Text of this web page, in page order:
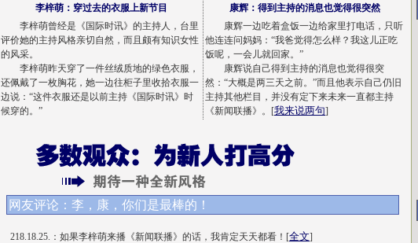
李梓萌： 穿过去的衣服上新节目
李梓萌曾经是《国际时讯》的主持人，台里
评价她的主持风格亲切自然，而且颇有知识女性
的风采。
李梓萌昨天穿了一件丝绒质地的绿色衣服，
还佩戴了一枚胸花，她一边往柜子里收拾衣服一
边说：“这件衣服还是以前主持《国际时讯》时
候穿的。”
康辉： 得到主持的消息也觉得很突然
康辉一边吃着盒饭一边给家里打电话，只听
他连连问妈妈：“我爸觉得怎么样？我这儿正吃
饭呢，一会儿就回家。”
康辉说自己得到主持的消息也觉得很突
然：“大概是两三天之前。”而且他表示自己仍旧
主持其他栏目，并没有定下来未来一直都主持
《新闻联播》。[我来说两句]
网友评论：李，康，你们是最棒的！
218.18.25.：如果李梓萌来播《新闻联播》的话，我肯定天天都看！[全文]